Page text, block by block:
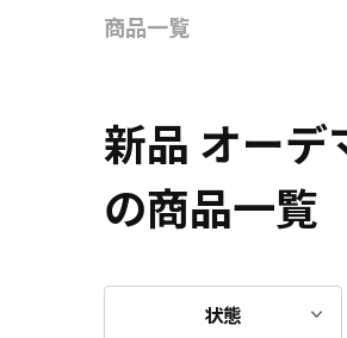
商品一覧
新品 オー
の商品一覧
状態